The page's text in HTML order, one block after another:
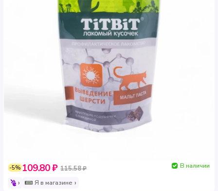
-5% 109.80 ₽ 115.58 ₽
В наличии
Я в магазине